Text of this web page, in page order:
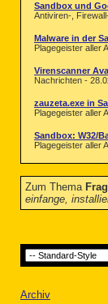
Sandbox und
Antiviren-,
Malware in der
Plagegeister aller
Virenscanner
Nachrichten -
zauzeta.exe in
Plagegeister aller
Sandbox: W32/
Plagegeister aller
Zum Thema
einfange,
Archiv